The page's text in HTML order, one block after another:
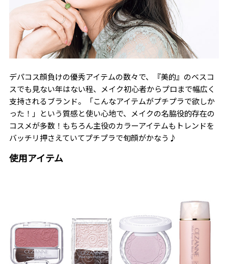
デパコス顔負けの優秀アイテムの数々で、『美的』のベスコ
スでも見ない年はない程、メイク初心者からプロまで幅広く
支持されるブランド。「こんなアイテムがプチプラで欲しか
った！」という質感と使い心地で、メイクの名脇役的存在の
コスメが多数！もちろん主役のカラーアイテムもトレンドを
バッチリ押さえていてプチプラで旬顔がかなう♪
使用アイテム